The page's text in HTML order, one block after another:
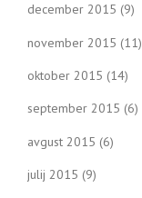
december 2015 (9)
november 2015 (11)
oktober 2015 (14)
september 2015 (6)
avgust 2015 (6)
julij 2015 (9)